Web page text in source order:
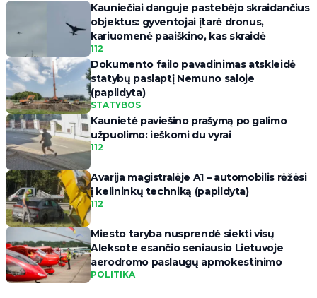
Kauniečiai danguje pastebėjo skraidančius
objektus: gyventojai įtarė dronus,
kariuomenė paaiškino, kas skraidė
112
Dokumento failo pavadinimas atskleidė
statybų paslaptį Nemuno saloje
(papildyta)
STATYBOS
Kaunietė paviešino prašymą po galimo
užpuolimo: ieškomi du vyrai
112
Avarija magistralėje A1 – automobilis rėžėsi
į kelininkų techniką (papildyta)
112
Miesto taryba nusprendė siekti visų
Aleksote esančio seniausio Lietuvoje
aerodromo paslaugų apmokestinimo
POLITIKA